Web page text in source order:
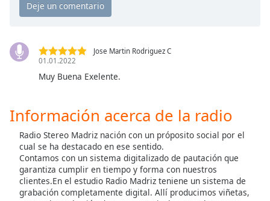
Audio
Picture-
in-
Fullscreen
modal
window.
Beginning
Jose Martin Rodriguez C
01.01.2022
Muy Buena Exelente.
Información acerca de la radio
Radio Stereo Madriz nación con un próposito social por el
cual se ha destacado en ese sentido.
Contamos con un sistema digitalizado de pautación que
garantiza cumplir en tiempo y forma con nuestros
clientes.En el estudio Radio Madriz teniene un sistema de
grabación completamente digital. Allí producimos viñetas,